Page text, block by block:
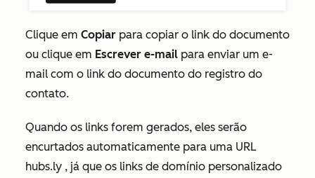
Clique em Copiar para copiar o link do documento
ou clique em Escrever e-mail para enviar um e-
mail com o link do documento do registro do
contato.
Quando os links forem gerados, eles serão
encurtados automaticamente para uma URL
hubs.ly , já que os links de domínio personalizado